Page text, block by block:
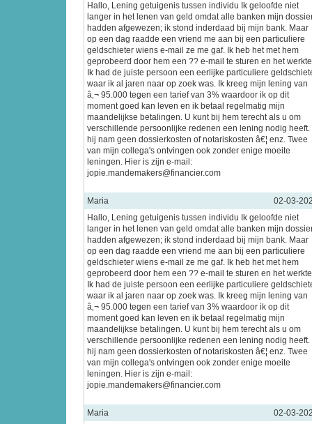
Hallo, Lening getuigenis tussen individu Ik geloofde niet
langer in het lenen van geld omdat alle banken mijn
hadden afgewezen; ik stond inderdaad bij mijn bank. Maar
op een dag raadde een vriend me aan bij een particuliere
geldschieter wiens e-mail ze me gaf. Ik heb het met hem
geprobeerd door hem een ?? e-mail te sturen en het
Ik had de juiste persoon een eerlijke particuliere
waar ik al jaren naar op zoek was. Ik kreeg mijn lening van
â‚¬ 95.000 tegen een tarief van 3% waardoor ik op dit
moment goed kan leven en ik betaal regelmatig mijn
maandelijkse betalingen. U kunt bij hem terecht als u om
verschillende persoonlijke redenen een lening nodig heeft.
hij nam geen dossierkosten of notariskosten â€¦ enz. Twee
van mijn collega's ontvingen ook zonder enige moeite
leningen. Hier is zijn e-mail:
jopie.mandemakers@financier.com
Maria
02-03-
Hallo, Lening getuigenis tussen individu Ik geloofde niet
langer in het lenen van geld omdat alle banken mijn
hadden afgewezen; ik stond inderdaad bij mijn bank. Maar
op een dag raadde een vriend me aan bij een particuliere
geldschieter wiens e-mail ze me gaf. Ik heb het met hem
geprobeerd door hem een ?? e-mail te sturen en het
Ik had de juiste persoon een eerlijke particuliere
waar ik al jaren naar op zoek was. Ik kreeg mijn lening van
â‚¬ 95.000 tegen een tarief van 3% waardoor ik op dit
moment goed kan leven en ik betaal regelmatig mijn
maandelijkse betalingen. U kunt bij hem terecht als u om
verschillende persoonlijke redenen een lening nodig heeft.
hij nam geen dossierkosten of notariskosten â€¦ enz. Twee
van mijn collega's ontvingen ook zonder enige moeite
leningen. Hier is zijn e-mail:
jopie.mandemakers@financier.com
Maria
02-03-